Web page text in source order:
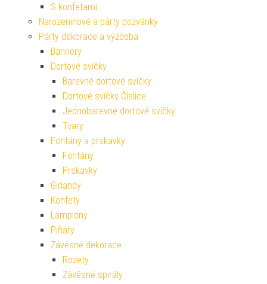
S konfetami
Narozeninové a párty pozvánky
Párty dekorace a výzdoba
Bannery
Dortové svíčky
Barevné dortové svíčky
Dortové svíčky Číslice
Jednobarevné dortové svíčky
Tvary
Fontány a prskavky
Fontány
Prskavky
Girlandy
Konfety
Lampiony
Piňaty
Závěsné dekorace
Rozety
Závěsné spirály